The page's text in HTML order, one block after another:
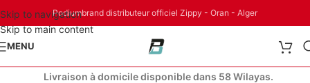
Skip to navigation
Skip to main content
Podiumbrand distributeur officiel Zippy - Oran - Alger
MENU
Livraison à domicile disponible dans 58 Wilayas.